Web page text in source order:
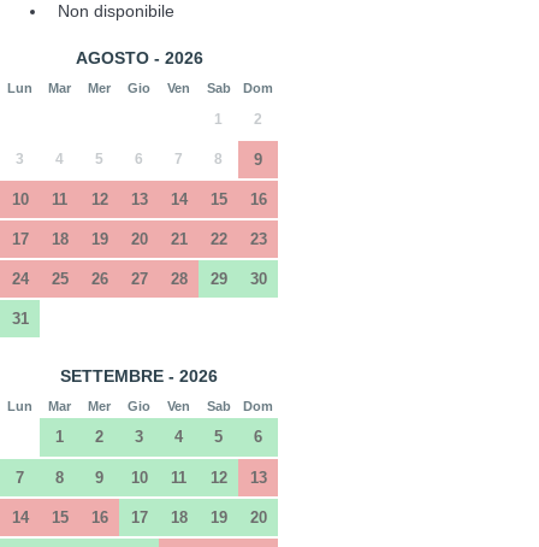
Non disponibile
AGOSTO - 2026
Lun Mar Mer Gio Ven Sab Dom
1 2
3 4 5 6 7 8 9
10 11 12 13 14 15 16
17 18 19 20 21 22 23
24 25 26 27 28 29 30
31
SETTEMBRE - 2026
Lun Mar Mer Gio Ven Sab Dom
1 2 3 4 5 6
7 8 9 10 11 12 13
14 15 16 17 18 19 20